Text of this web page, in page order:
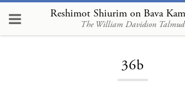
The William Davidson Talmud
Loading...
36b